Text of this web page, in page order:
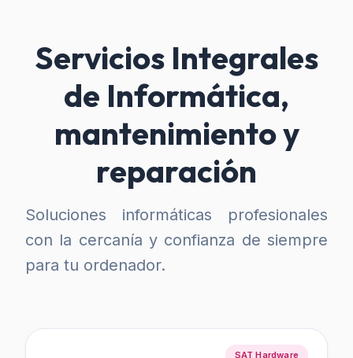
Servicios Integrales
de Informática,
mantenimiento y
reparación
Soluciones informáticas profesionales
con la cercanía y confianza de siempre
para tu ordenador.
SAT Hardware